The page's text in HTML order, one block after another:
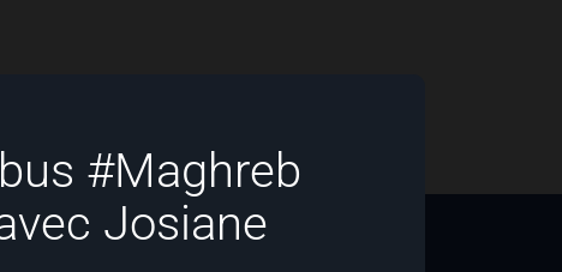
#Maghreb
Josiane